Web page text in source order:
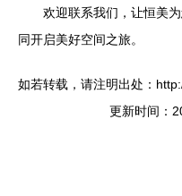
欢迎联系我们，让恒美
同开启美好空间之旅。
如若转载，请注明出处：
更新时间：